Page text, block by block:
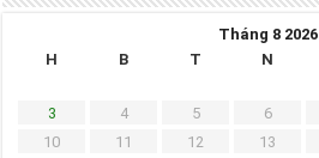
Tháng 8 2026
H
B T N
3
4 5 6
10
11 12 13